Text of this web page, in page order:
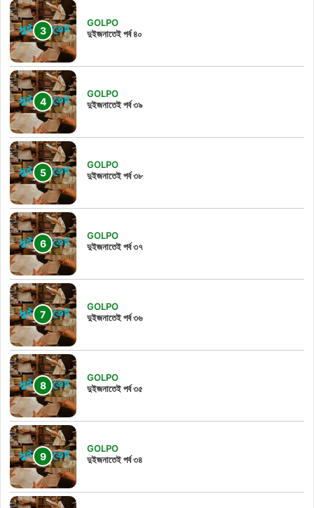
GOLPO
দুইজনাতেই পর্ব ৪০
GOLPO
দুইজনাতেই পর্ব ৩৯
GOLPO
দুইজনাতেই পর্ব ৩৮
GOLPO
দুইজনাতেই পর্ব ৩৭
GOLPO
দুইজনাতেই পর্ব ৩৬
GOLPO
দুইজনাতেই পর্ব ৩৫
GOLPO
দুইজনাতেই পর্ব ৩৪